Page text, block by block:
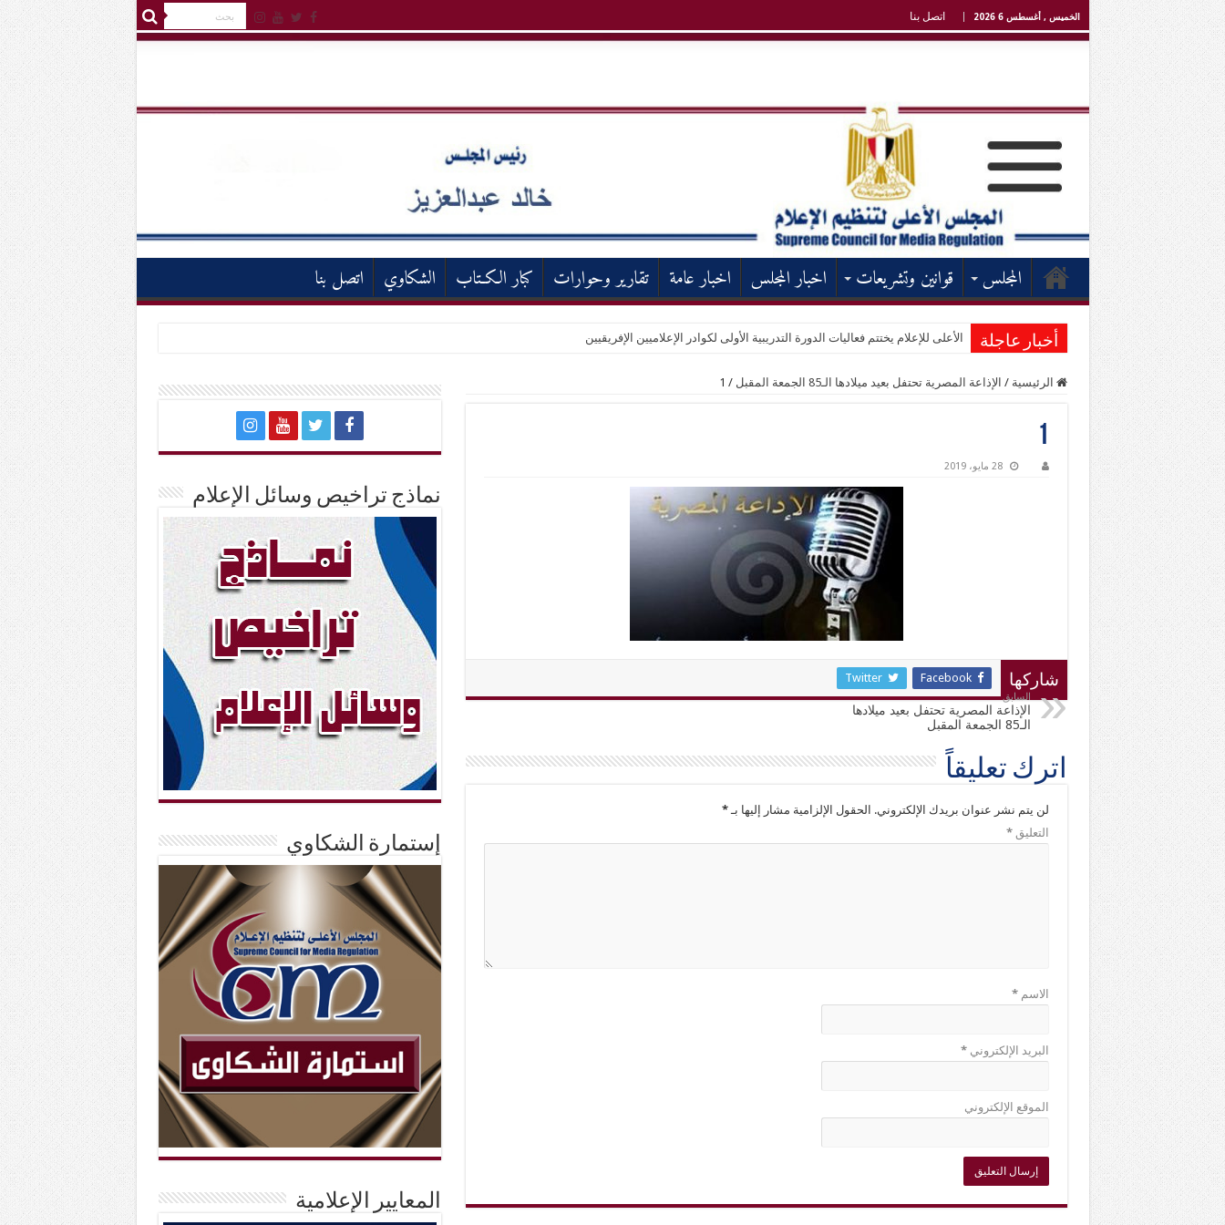
الخميس , أغسطس 6 2026 اتصل بنا
المجلس قوانين وتشريعات اخبار المجلس اخبار عامة تقارير وحوارات كبار الكـتاب الشكاوي اتصل بنا
أخبار عاجلة الأعلى للإعلام يختتم فعاليات الدورة التدريبية الأولى لكوادر الإعلاميين الإفريقيين
الرئيسية / الإذاعة المصرية تحتفل بعيد ميلادها الـ85 الجمعة المقبل /
1
1
28 مايو، 2019
شاركها Facebook
Twitter
السابق
الإذاعة المصرية تحتفل بعيد ميلادها
الـ85 الجمعة المقبل
اترك تعليقاً
لن يتم نشر عنوان بريدك الإلكتروني. الحقول الإلزامية مشار إليها بـ*
التعليق*
الاسم*
البريد الإلكتروني*
الموقع الإلكتروني
نماذج تراخيص وسائل الإعلام
إستمارة الشكاوي
المعايير الإعلامية